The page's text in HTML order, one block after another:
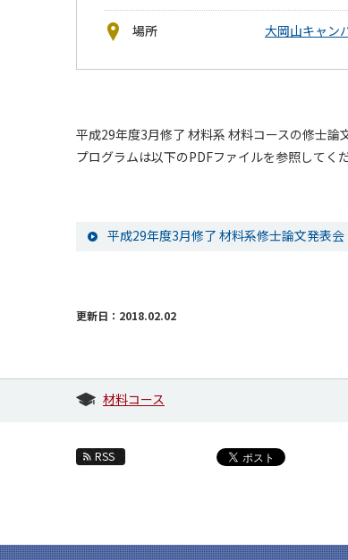
場所 大岡山キャン
平成29年度3月修了 材料系 材料コースの修士論
プログラムは以下のPDFファイルを参照してくだ
平成29年度3月修了 材料系修士論文発表会
更新日：2018.02.02
材料コース
RSS